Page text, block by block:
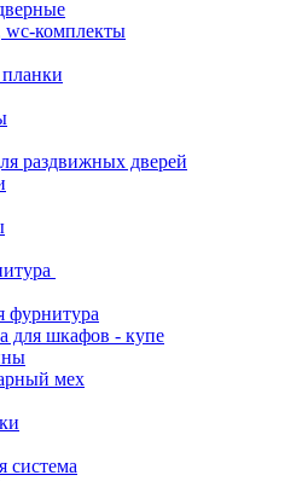
wc-комплекты
раздвижных дверей
фурнитура
для шкафов - купе
мех
система